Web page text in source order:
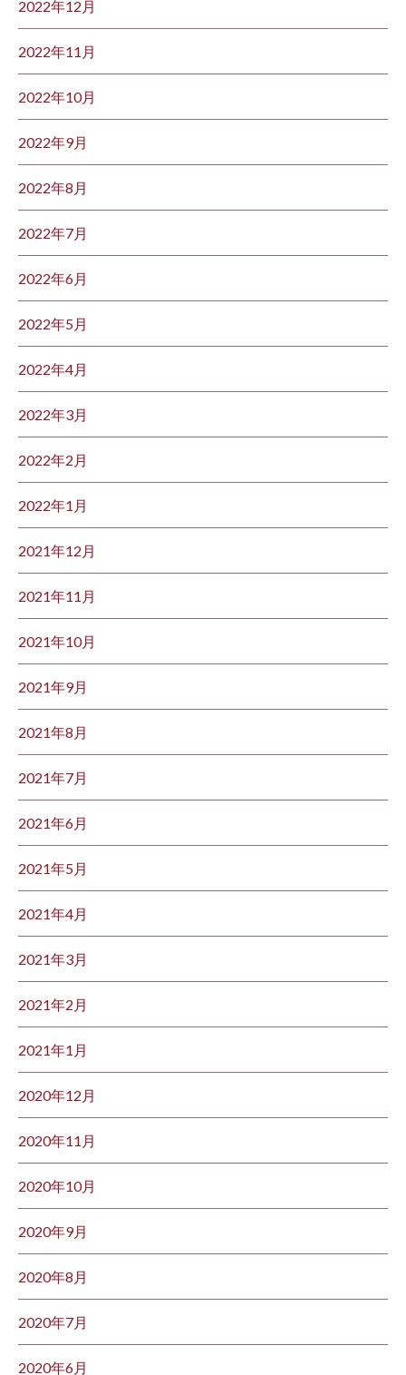
2022年12月
2022年11月
2022年10月
2022年9月
2022年8月
2022年7月
2022年6月
2022年5月
2022年4月
2022年3月
2022年2月
2022年1月
2021年12月
2021年11月
2021年10月
2021年9月
2021年8月
2021年7月
2021年6月
2021年5月
2021年4月
2021年3月
2021年2月
2021年1月
2020年12月
2020年11月
2020年10月
2020年9月
2020年8月
2020年7月
2020年6月